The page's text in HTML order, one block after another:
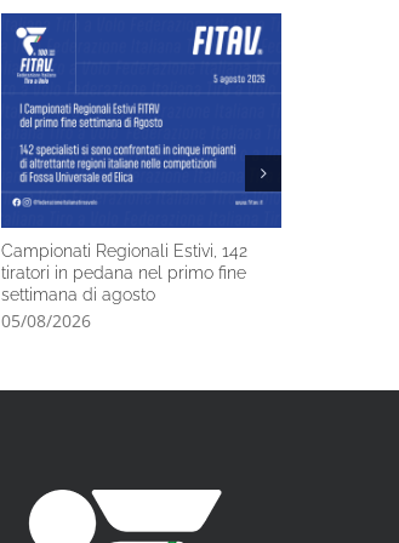
Campionati Regionali Estivi, 142
tiratori in pedana nel primo fine
settimana di agosto
05/08/2026